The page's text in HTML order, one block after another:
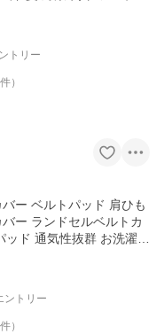
トリー
件）
ー ベルトパッド 肩ひも
ー ランドセルベルトカ
お洗濯O
ントリー
件）